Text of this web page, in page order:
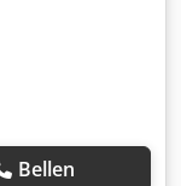
Bellen